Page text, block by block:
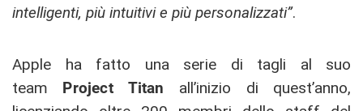
intelligenti, più intuitivi e più personalizzati”.
Apple ha fatto una serie di tagli al suo
team Project Titan all’inizio di quest’anno,